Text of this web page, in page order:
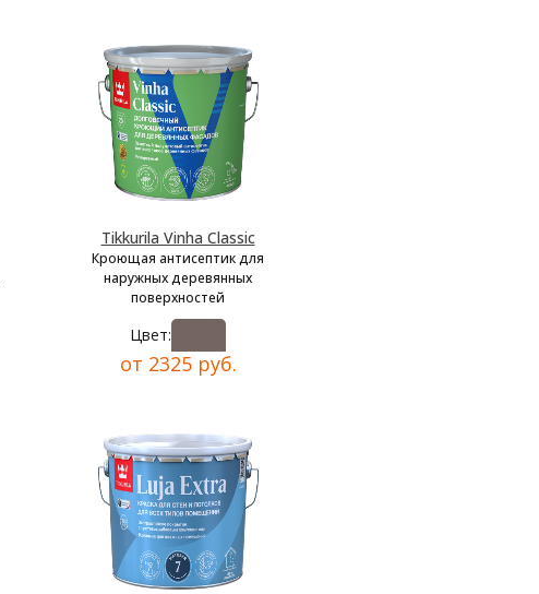
Tikkurila Vinha Classic
Кроющая антисептик для
наружных деревянных
поверхностей
Цвет:
от 2325 руб.